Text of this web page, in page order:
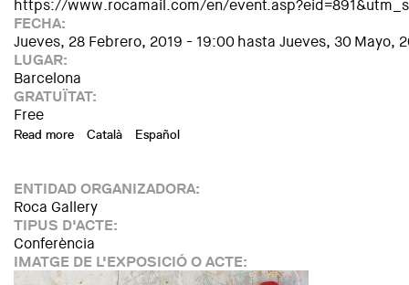
https://www.rocamail.com/en/
FECHA:
Jueves, 28 Febrero, 2019 - 19:00hasta Jueves, 30 Mayo,
LUGAR:
Barcelona
GRATUÏTAT:
Free
Read more about Exhibition: "Timber rising. Vertical visions for the
Català Español
ENTIDAD ORGANIZADORA:
Roca Gallery
TIPUS D'ACTE:
Conferència
IMATGE DE L'EXPOSICIÓ O ACTE: